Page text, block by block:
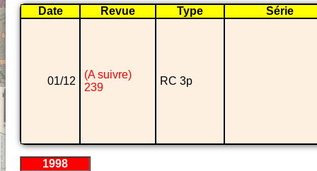
Date Revue Type Série
01/12
(A suivre)
239
RC 3p
1998